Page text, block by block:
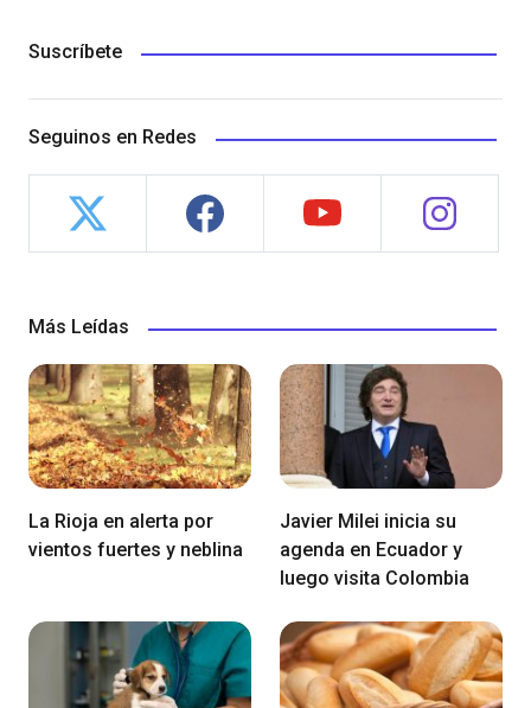
Suscríbete
Seguinos en Redes
Más Leídas
La Rioja en alerta por
vientos fuertes y neblina
Javier Milei inicia su
agenda en Ecuador y
luego visita Colombia